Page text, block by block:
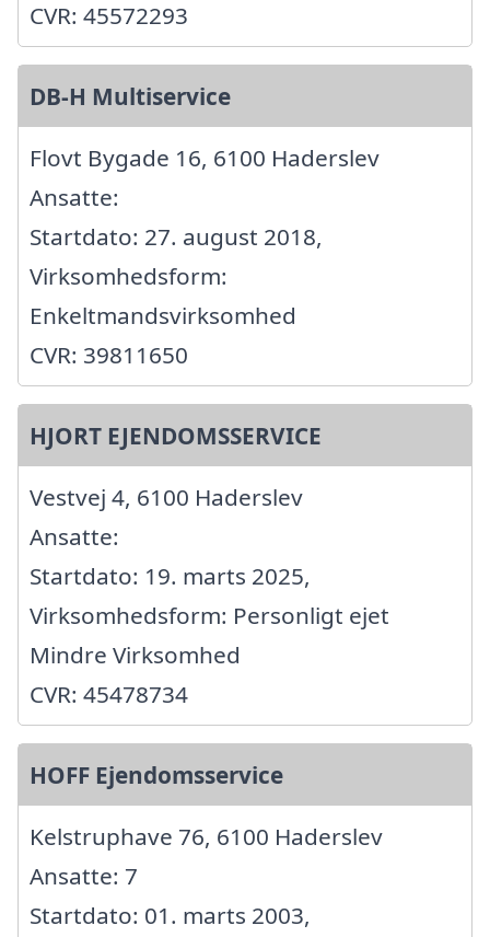
CVR: 45572293
DB-H Multiservice
Flovt Bygade 16, 6100 Haderslev
Ansatte:
Startdato: 27. august 2018,
Virksomhedsform:
Enkeltmandsvirksomhed
CVR: 39811650
HJORT EJENDOMSSERVICE
Vestvej 4, 6100 Haderslev
Ansatte:
Startdato: 19. marts 2025,
Virksomhedsform: Personligt ejet
Mindre Virksomhed
CVR: 45478734
HOFF Ejendomsservice
Kelstruphave 76, 6100 Haderslev
Ansatte: 7
Startdato: 01. marts 2003,